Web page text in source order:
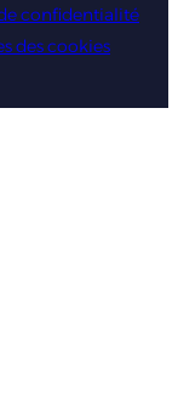
confidentialité
des cookies